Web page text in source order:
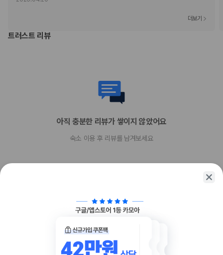
한, 숙박 시설의 소유주는 제출된 모든 투숙객의 여권을 복사하고 해당 복
주차 시 높이 제한이 적용됩니다.
이 숙박 시설에서는 고객의 모든 성적 지향과 성 정체성을 존중합니다(성소
체크인 또는 체크아웃 시 숙박 시설에서 다음 요금을 청구할 수 있습니다(요금에
는 해당 세금이 포함될 수 있음).
다. 자세한 내용은 예약 후 받으신 예약 확인 메일에 나와 있는 연락처 정보
간이/추가 침대 이용 불가
주차 높이 제한 적용
더보기
트러스트 리뷰
아직 충분한 리뷰가 쌓이지 않았어요
숙소 이용 후 리뷰를 남겨보세요
함께 가는 친구에게 정보를 공유해보세요